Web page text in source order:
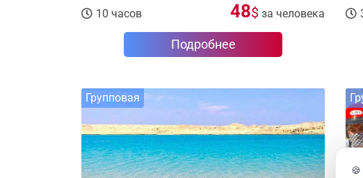
10 часов
48$ за человека
Подробнее
Групповая